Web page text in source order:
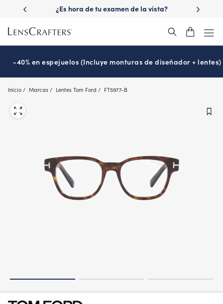
main
content
lentes
¿Es hora de tu examen de la vista?
Disfruta -
-40% en espejuelos (Incluye monturas de diseñador + lentes)
Inicio Marcas Lentes Tom Ford FT5977-B